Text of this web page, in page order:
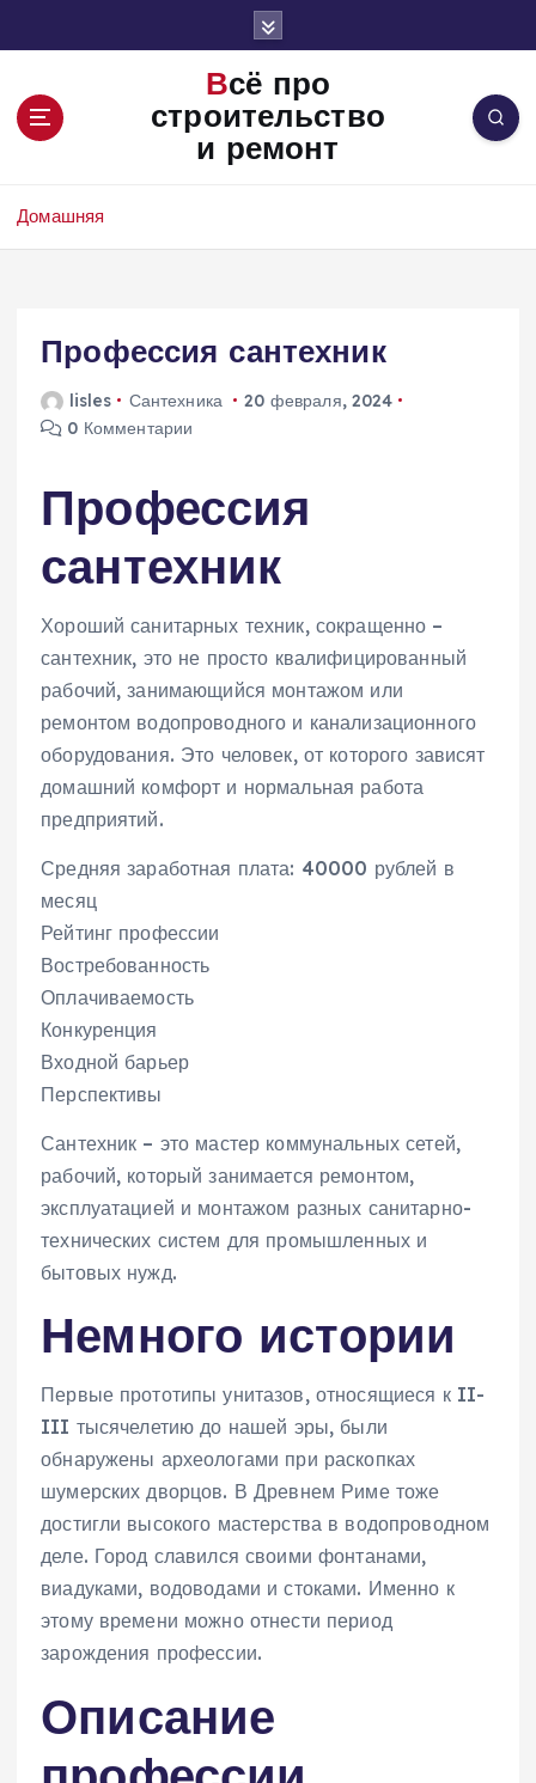
Всё про
строительство
и ремонт
Домашняя
Профессия сантехник
lisles Сантехника
20 февраля, 2024
0 Комментарии
Профессия
сантехник
Хороший санитарных техник, сокращенно –
сантехник, это не просто квалифицированный
рабочий, занимающийся монтажом или
ремонтом водопроводного и канализационного
оборудования. Это человек, от которого зависят
домашний комфорт и нормальная работа
предприятий.
Средняя заработная плата: 40000 рублей в
месяц
Рейтинг профессии
Востребованность
Оплачиваемость
Конкуренция
Входной барьер
Перспективы
Сантехник – это мастер коммунальных сетей,
рабочий, который занимается ремонтом,
эксплуатацией и монтажом разных санитарно-
технических систем для промышленных и
бытовых нужд.
Немного истории
Первые прототипы унитазов, относящиеся к II-
III тысячелетию до нашей эры, были
обнаружены археологами при раскопках
шумерских дворцов. В Древнем Риме тоже
достигли высокого мастерства в водопроводном
деле. Город славился своими фонтанами,
виадуками, водоводами и стоками. Именно к
этому времени можно отнести период
зарождения профессии.
Описание